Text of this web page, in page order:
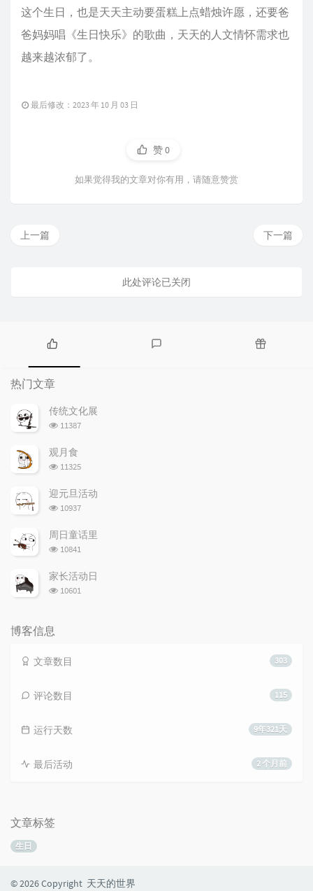
这个生日，也是天天主动要蛋糕上点蜡烛许愿，还要爸
爸妈妈唱《生日快乐》的歌曲，天天的人文情怀需求也
越来越浓郁了。
最后修改：2023 年 10 月 03 日
赞0
如果觉得我的文章对你有用，请随意赞赏
下一篇
上一篇
此处评论已关闭
门
文
章
热门文章
传统文化展
浏
次
数:
11387
观月食
浏
次
数:
11325
迎元旦活动
浏
次
数:
10937
周日童话里
浏
次
数:
10841
家长活动日
浏
10601
博客信息
303
文章数目
115
评论数目
9年321天
运行天数
2 个月前
最后活动
文章标签
生日
© 2026 Copyright 天天的世界